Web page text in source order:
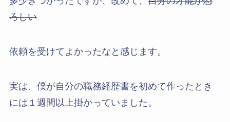
ろしい
依頼を受けてよかったなと感じます。
実は、僕が自分の職務経歴書を初めて作ったとき
には１週間以上掛かっていました。